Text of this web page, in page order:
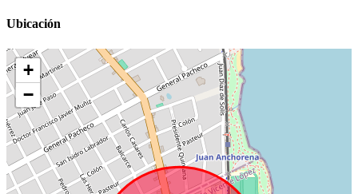
Ubicación
+
−